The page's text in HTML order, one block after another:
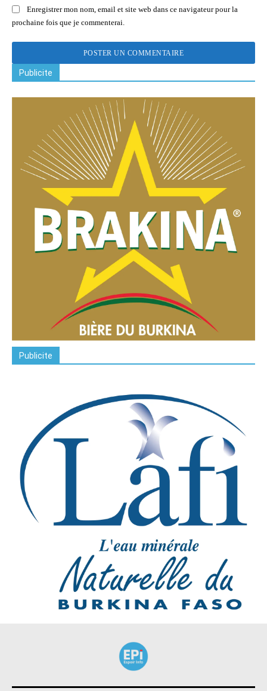
Enregistrer mon nom, email et site web dans ce navigateur pour la
prochaine fois que je commenterai.
Publicite
Publicite